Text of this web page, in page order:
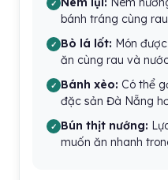
bánh tráng cùng
Bò lá lốt: Món
ăn cùng rau và
Bánh xèo: Có thể
đặc sản Đà Nẵng
Bún thịt nướng:
muốn ăn nhanh